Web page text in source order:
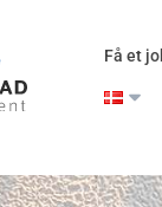
Få et